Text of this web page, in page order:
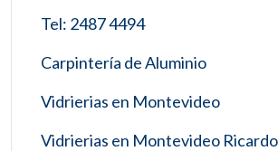
Tel: 2487 4494
Carpintería de Aluminio
Vidrierias en Montevideo
Vidrierias en Montevideo